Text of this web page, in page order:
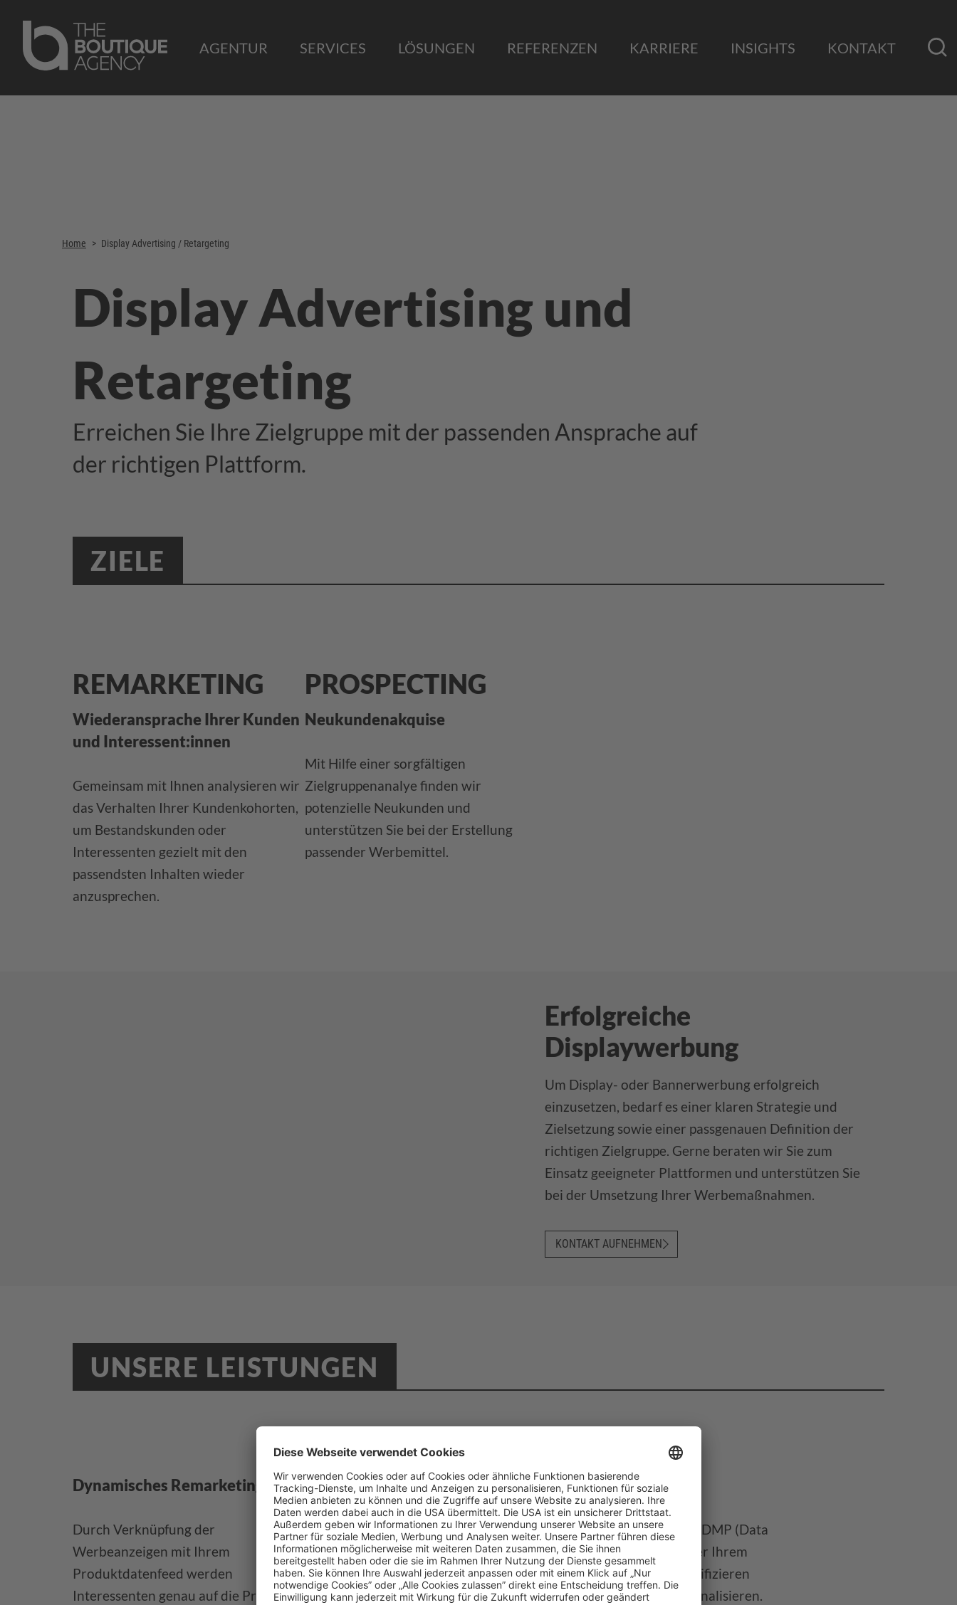
AGENTUR SERVICES LÖSUNGEN REFERENZEN KARRIERE INSIGHTS KONTAKT
Home > Display Advertising / Retargeting
Display Advertising und
Retargeting
Erreichen Sie Ihre Zielgruppe mit der passenden Ansprache auf
der richtigen Plattform.
ZIELE
REMARKETING
Wiederansprache Ihrer Kunden
und Interessent:innen
Gemeinsam mit Ihnen analysieren wir
das Verhalten Ihrer Kundenkohorten,
um Bestandskunden oder
Interessenten gezielt mit den
passendsten Inhalten wieder
anzusprechen.
PROSPECTING
Neukundenakquise
Mit Hilfe einer sorgfältigen
Zielgruppenanalye finden wir
potenzielle Neukunden und
unterstützen Sie bei der Erstellung
passender Werbemittel.
Erfolgreiche
Displaywerbung
Um Display- oder Bannerwerbung erfolgreich
einzusetzen, bedarf es einer klaren Strategie und
Zielsetzung sowie einer passgenauen Definition der
richtigen Zielgruppe. Gerne beraten wir Sie zum
Einsatz geeigneter Plattformen und unterstützen Sie
bei der Umsetzung Ihrer Werbemaßnahmen.
KONTAKT AUFNEHMEN
UNSERE LEISTUNGEN
Dynamisches Remarketing
Durch Verknüpfung der
Werbeanzeigen mit Ihrem
Produktdatenfeed werden
Interessenten genau auf die Produkte
Zielgruppen
Durch sorgfältige Auswahl von
Nutzergruppen können Streuverluste
gesenkt werden.
Data Activation
Nutzen Sie Daten aus Ihrer DMP (Data
Management Platform) oder Ihrem
CRM, um Nutzer vorzuqualifizieren
und Ihre Anzeigen zu personalisieren.